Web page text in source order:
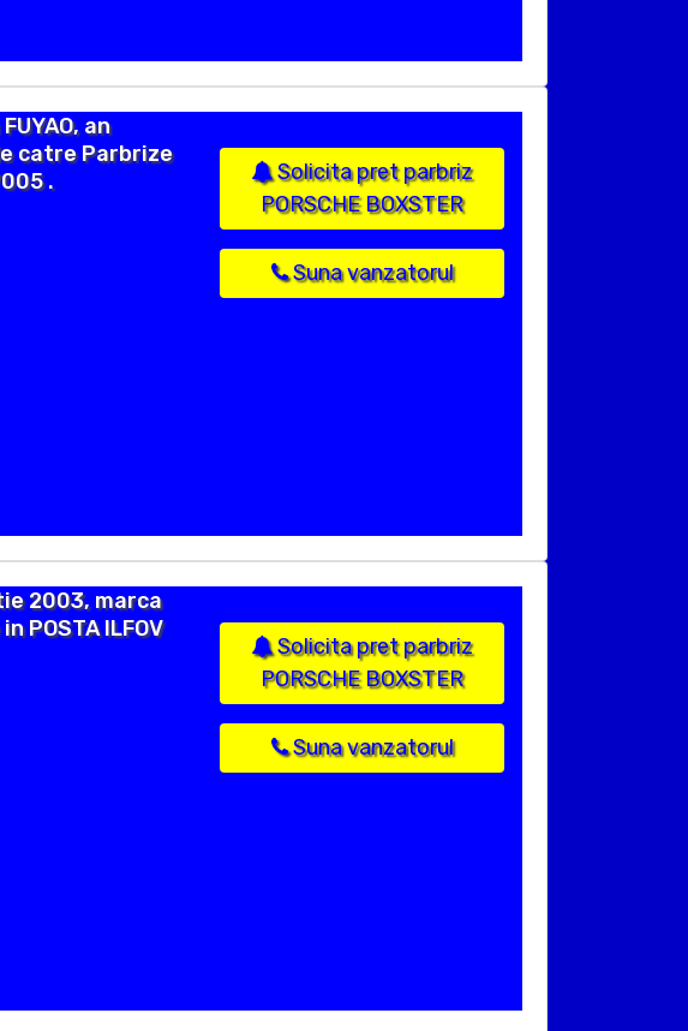
an
catre Parbrize
.
Solicita pret parbriz
PORSCHE BOXSTER
Suna vanzatorul
2003, marca
POSTA ILFOV
Solicita pret parbriz
PORSCHE BOXSTER
Suna vanzatorul